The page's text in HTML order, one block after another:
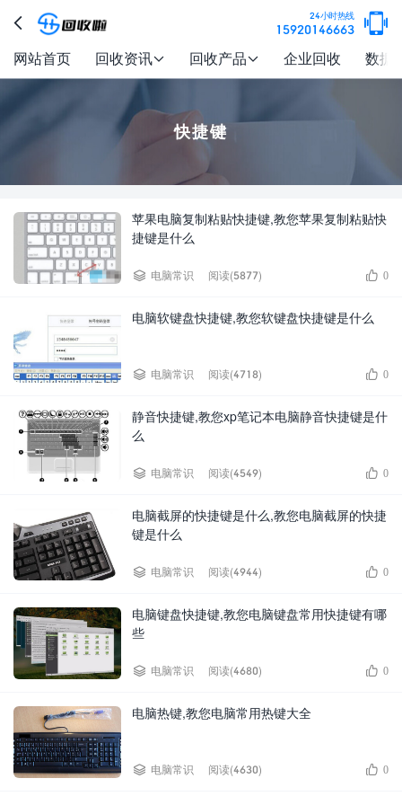
 24小时热线
15920146663 
网站首页 回收资讯 回收产品 企业回收 数据
快捷键
苹果电脑复制粘贴快捷键,教您苹果复制粘贴快
捷键是什么
 电脑常识 阅读(5877)  0
电脑软键盘快捷键,教您软键盘快捷键是什么
 电脑常识 阅读(4718)  0
静音快捷键,教您xp笔记本电脑静音快捷键是什
么
 电脑常识 阅读(4549)  0
电脑截屏的快捷键是什么,教您电脑截屏的快捷
键是什么
 电脑常识 阅读(4944)  0
电脑键盘快捷键,教您电脑键盘常用快捷键有哪
些
 电脑常识 阅读(4680)  0
电脑热键,教您电脑常用热键大全
 电脑常识 阅读(4630)  0